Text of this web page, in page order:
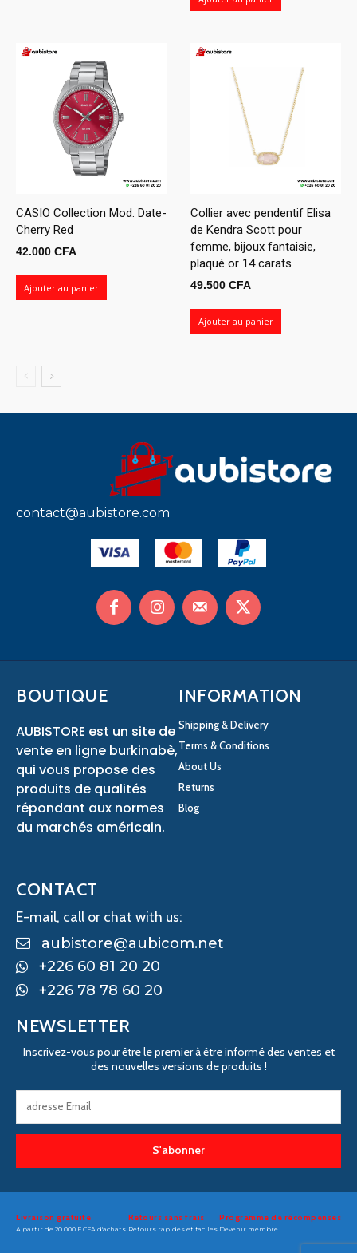
CASIO Collection Mod. Date-
Cherry Red
42.000 CFA
Ajouter au panier
Collier avec pendentif Elisa
de Kendra Scott pour
femme, bijoux fantaisie,
plaqué or 14 carats
49.500 CFA
Ajouter au panier
contact@aubistore.com
BOUTIQUE
AUBISTORE est un site de
vente en ligne burkinabè,
qui vous propose des
produits de qualités
répondant aux normes
du marchés américain.
INFORMATION
Shipping & Delivery
Terms & Conditions
About Us
Returns
Blog
CONTACT
E-mail, call or chat with us:
aubistore@aubicom.net
+226 60 81 20 20
+226 78 78 60 20
NEWSLETTER
Inscrivez-vous pour être le premier à être informé des ventes et
des nouvelles versions de produits !
S'abonner
Livraison gratuite
A partir de 20 000 F CFA d'achats
Retours sans frais
Retours rapides et faciles
Programme de récompenses
Devenir membre